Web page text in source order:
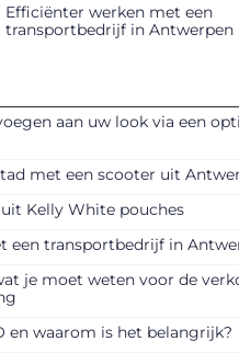
Efficiënter werken met een
transportbedrijf in Antwerpen
aan uw look via een
met een scooter uit
Kelly White pouches
een transportbedrijf in
je moet weten voor de
en waarom is het belangrijk?